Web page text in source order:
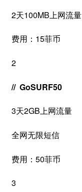
2天100MB上网流量
费用：15菲币
2
// GoSURF50
3天2GB上网流量
全网无限短信
费用：50菲币
3